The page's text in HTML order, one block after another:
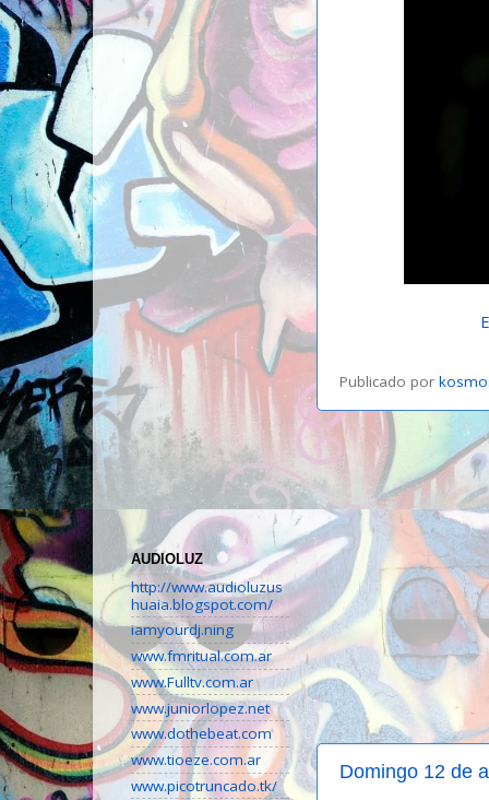
Publicado por
Domingo 12 de
AUDIOLUZ
http://www.audioluzus
huaia.blogspot.com/
iamyourdj.ning
www.fmritual.com.ar
www.Fulltv.com.ar
www.juniorlopez.net
www.dothebeat.com
www.tioeze.com.ar
www.picotruncado.tk/